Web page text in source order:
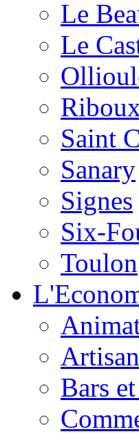
Le
Le
Saint
Sanary
Signes
Six-
Toulon
Bars